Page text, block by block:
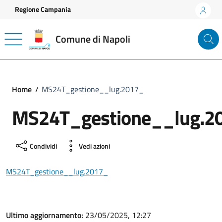
Vai ai contenuti
Vai al footer
Regione Campania
Comune di Napoli
Home MS24T_gestione__lug.2017_
Condividi Vedi azioni
MS24T_gestione__lug.2017_
Ultimo aggiornamento: 23/05/2025, 12:27